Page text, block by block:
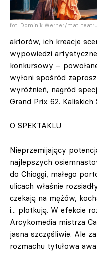
fot. Dominik Werner/mat. teatru
aktorów, ich kreacje
wypowiedzi
konkursowy –
wyłoni spośród
wyróżnień, nagród
Grand Prix 62.
O SPEKTAKLU
Nieprzemijający
najlepszych
do Chioggi, małego
ulicach właśnie
czekają na mężów,
i... plotkują. W efekcie
Arcykomedia mistrza
jasna szczęśliwie. Ale
rozmachu tytułowa